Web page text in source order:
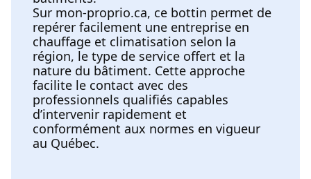
Sur mon-proprio.ca, ce bottin permet de
repérer facilement une entreprise en
chauffage et climatisation selon la
région, le type de service offert et la
nature du bâtiment. Cette approche
facilite le contact avec des
professionnels qualifiés capables
d’intervenir rapidement et
conformément aux normes en vigueur
au Québec.